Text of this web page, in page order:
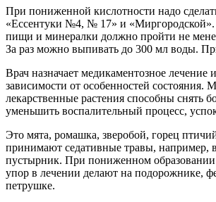
При пониженной кислотности надо
«Ессентуки №4, № 17» и
пищи и минералки должно пройти не
За раз можно выпивать до 300 мл воды.
Врач назначает медикаментозное лечение
зависимости от особенностей состояния.
лекарственные растения способны снять
уменьшить воспалительный процесс,
Это мята, ромашка, зверобой, горец
принимают седативные травы, например,
пустырник. При пониженном образовании
упор в лечении делают на подорожнике,
петрушке.